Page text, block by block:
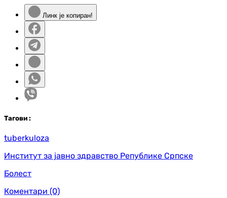
Линк је копиран!
Тагови :
tuberkuloza
Институт за јавно здравство Републике Српске
Болест
Коментари (0)